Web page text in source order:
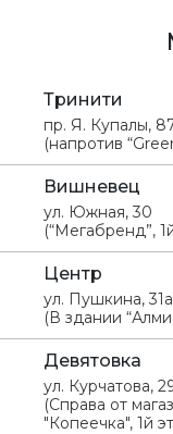
Тринити
пр. Я. Купалы,
(напротив
Вишневец
ул. Южная, 30
(“Мегабренд”,
Центр
ул. Пушкина,
(В здании
Девятовка
ул. Курчатова,
(Справа от
"Копеечка", 1й